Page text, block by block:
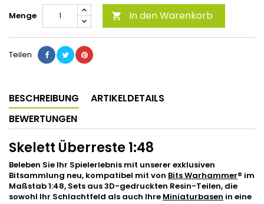
Menge  In den Warenkorb
Teilen
BESCHREIBUNG
ARTIKELDETAILS
BEWERTUNGEN
Skelett Überreste 1:48
Beleben Sie Ihr Spielerlebnis mit unserer exklusiven
Bitsammlung neu, kompatibel mit von Bits Warhammer® im
Maßstab 1:48, Sets aus 3D-gedruckten Resin-Teilen, die
sowohl Ihr Schlachtfeld als auch Ihre Miniaturbasen in eine